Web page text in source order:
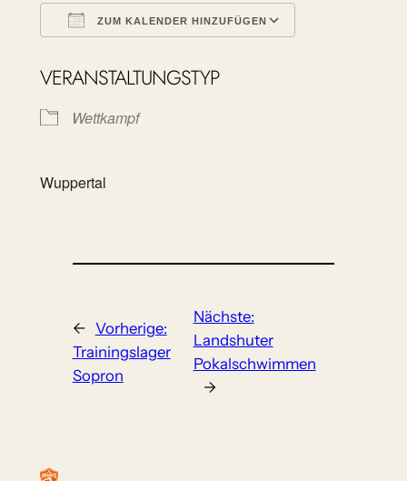
ZUM KALENDER HINZUFÜGEN
VERANSTALTUNGSTYP
Wettkampf
Wuppertal
← Vorherige:
Trainingslager
Sopron
Nächste:
Landshuter
Pokalschwimmen
→